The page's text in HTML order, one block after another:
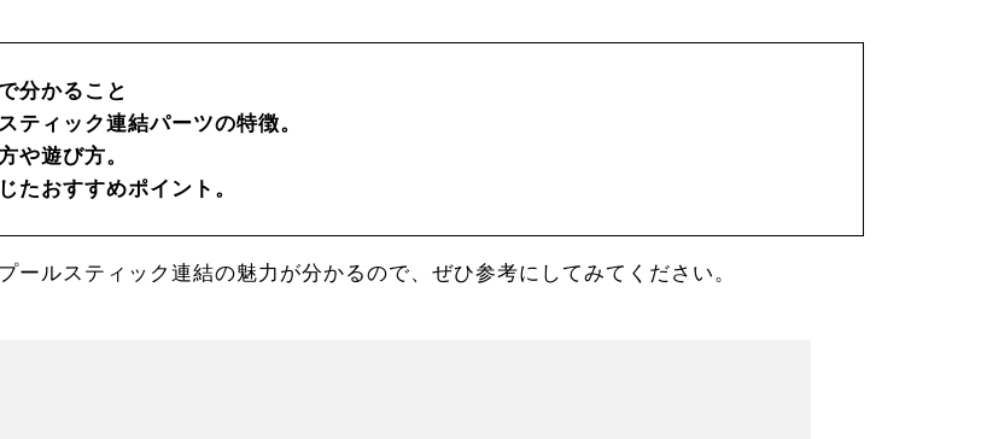
分かること
ティック連結パーツの特徴。
や遊び方。
たおすすめポイント。
ールスティック連結の魅力が分かるので、ぜひ参考にしてみてください。